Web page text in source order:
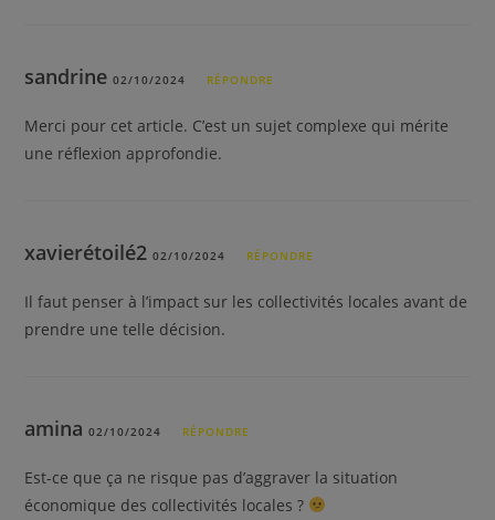
sandrine02/10/2024 RÉPONDRE
Merci pour cet article. C’est un sujet complexe qui mérite
une réflexion approfondie.
xavierétoilé202/10/2024 RÉPONDRE
Il faut penser à l’impact sur les collectivités locales avant de
prendre une telle décision.
amina02/10/2024 RÉPONDRE
Est-ce que ça ne risque pas d’aggraver la situation
économique des collectivités locales ?